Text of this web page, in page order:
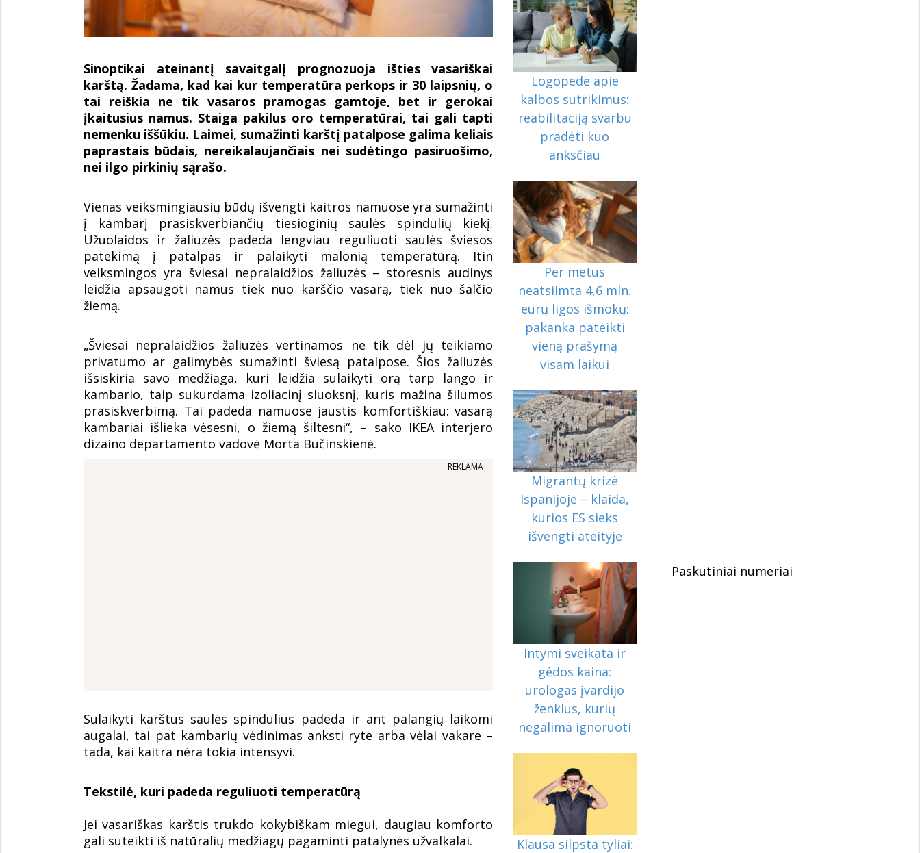
Sinoptikai ateinantį savaitgalį prognozuoja išties vasariškai
karštą. Žadama, kad kai kur temperatūra perkops ir 30 laipsnių, o
tai reiškia ne tik vasaros pramogas gamtoje, bet ir gerokai
įkaitusius namus. Staiga pakilus oro temperatūrai, tai gali tapti
nemenku iššūkiu. Laimei, sumažinti karštį patalpose galima keliais
paprastais būdais, nereikalaujančiais nei sudėtingo pasiruošimo,
nei ilgo pirkinių sąrašo.
Vienas veiksmingiausių būdų išvengti kaitros namuose yra sumažinti
į kambarį prasiskverbiančių tiesioginių saulės spindulių kiekį.
Užuolaidos ir žaliuzės padeda lengviau reguliuoti saulės šviesos
patekimą į patalpas ir palaikyti malonią temperatūrą. Itin
veiksmingos yra šviesai nepralaidžios žaliuzės – storesnis audinys
leidžia apsaugoti namus tiek nuo karščio vasarą, tiek nuo šalčio
žiemą.
„Šviesai nepralaidžios žaliuzės vertinamos ne tik dėl jų teikiamo
privatumo ar galimybės sumažinti šviesą patalpose. Šios žaliuzės
išsiskiria savo medžiaga, kuri leidžia sulaikyti orą tarp lango ir
kambario, taip sukurdama izoliacinį sluoksnį, kuris mažina šilumos
prasiskverbimą. Tai padeda namuose jaustis komfortiškiau: vasarą
kambariai išlieka vėsesni, o žiemą šiltesni“, – sako IKEA interjero
dizaino departamento vadovė Morta Bučinskienė.
REKLAMA
Sulaikyti karštus saulės spindulius padeda ir ant palangių laikomi
augalai, tai pat kambarių vėdinimas anksti ryte arba vėlai vakare –
tada, kai kaitra nėra tokia intensyvi.
Tekstilė, kuri padeda reguliuoti temperatūrą
Jei vasariškas karštis trukdo kokybiškam miegui, daugiau komforto
gali suteikti iš natūralių medžiagų pagaminti patalynės užvalkalai.
Logopedė apie
kalbos sutrikimus:
reabilitaciją svarbu
pradėti kuo
anksčiau
Per metus
neatsiimta 4,6 mln.
eurų ligos išmokų:
pakanka pateikti
vieną prašymą
visam laikui
Migrantų krizė
Ispanijoje – klaida,
kurios ES sieks
išvengti ateityje
Intymi sveikata ir
gėdos kaina:
urologas įvardijo
ženklus, kurių
negalima ignoruoti
Klausa silpsta tyliai:
Paskutiniai numeriai